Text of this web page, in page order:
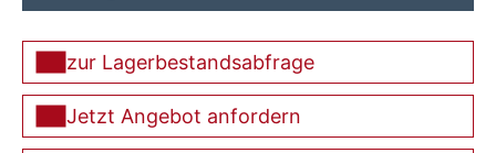
zur Lagerbestandsabfrage
Jetzt Angebot anfordern